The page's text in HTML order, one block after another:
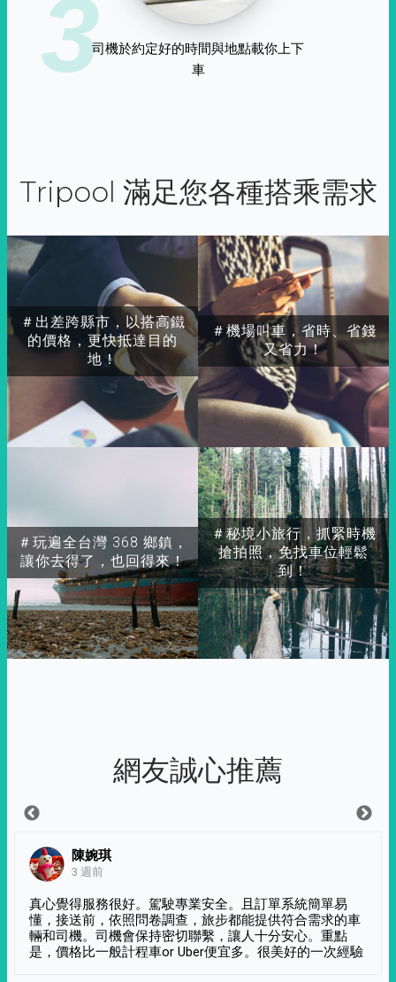
3司機於約定好的時間與地點載你上下
車
Tripool 滿足您各種搭乘需求
＃出差跨縣市，以搭高鐵
的價格，更快抵達目的
地！
＃玩遍全台灣 368 鄉鎮，
讓你去得了，也回得來！
＃秘境小旅行，抓緊時機
搶拍照，免找車位輕鬆
到！
＃機場叫車，省時、省錢
又省力！
網友誠心推薦
陳婉琪
3 週前
真心覺得服務很好。駕駛專業安全。且訂單系統簡單易
懂，接送前，依照問卷調查，旅步都能提供符合需求的車
輛和司機。司機會保持密切聯繫，讓人十分安心。重點
是，價格比一般計程車or Uber便宜多。很美好的一次經驗